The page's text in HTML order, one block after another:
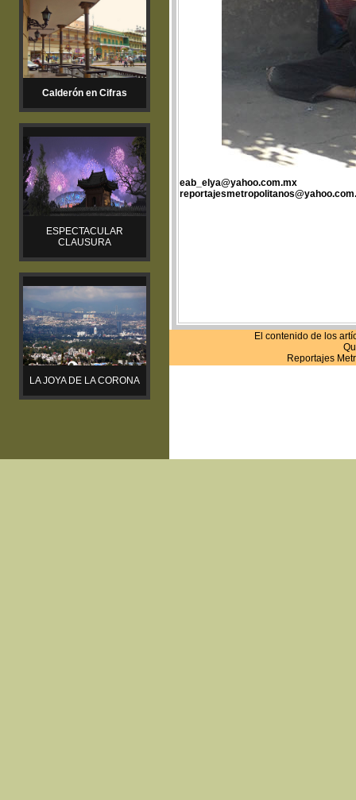
Calderón en Cifras
ESPECTACULAR
CLAUSURA
LA JOYA DE LA CORONA
eab_elya@yahoo.com.mx
El contenido de los
Reportajes